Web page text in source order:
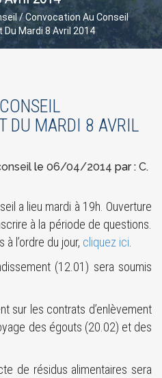
/ Convocation Au Conseil
Du Mardi 8 Avril 2014
DU MARDI 8 AVRIL
le 06/04/2014 par : C.
a lieu mardi à 19h. Ouverture
à la période de questions.
l’ordre du jour, cliquez ici.
(12.01) sera soumis
sur les contrats d’enlèvement
des égouts (20.02) et des
de résidus alimentaires sera